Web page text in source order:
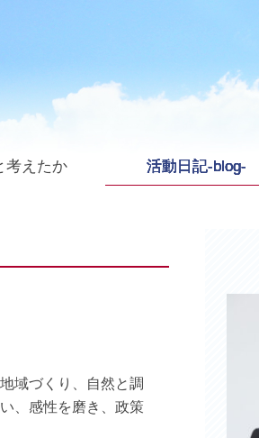
考えたか 活動日記-blog-
域づくり、自然と調
、感性を磨き、政策